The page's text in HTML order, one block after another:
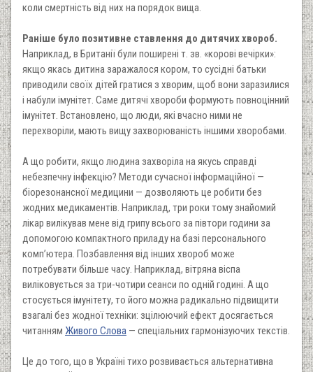
коли смертність від них на порядок вища.
Раніше було позитивне ставлення до дитячих хвороб.
Наприклад, в Британії були поширені т. зв. «корові вечірки»:
якщо якась дитина заражалося кором, то сусідні батьки
приводили своїх дітей гратися з хворим, щоб вони заразилися
і набули імунітет. Саме дитячі хвороби формують повноцінний
імунітет. Встановлено, що люди, які вчасно ними не
перехворіли, мають вищу захворюваність іншими хворобами.
А що робити, якщо людина захворіла на якусь справді
небезпечну інфекцію? Методи сучасної інформаційної —
біорезонансної медицини — дозволяють це робити без
жодних медикаментів. Наприклад, три роки тому знайомий
лікар вилікував мене від грипу всього за півтори години за
допомогою компактного приладу на базі персонального
комп’ютера. Позбавлення від інших хвороб може
потребувати більше часу. Наприклад, вітряна віспа
виліковується за три-чотири сеанси по одній годині. А що
стосується імунітету, то його можна радикально підвищити
взагалі без жодної техніки: зцілюючий ефект досягається
читанням Живого Слова — спеціальних гармонізуючих текстів.
Це до того, що в Україні тихо розвивається альтернативна